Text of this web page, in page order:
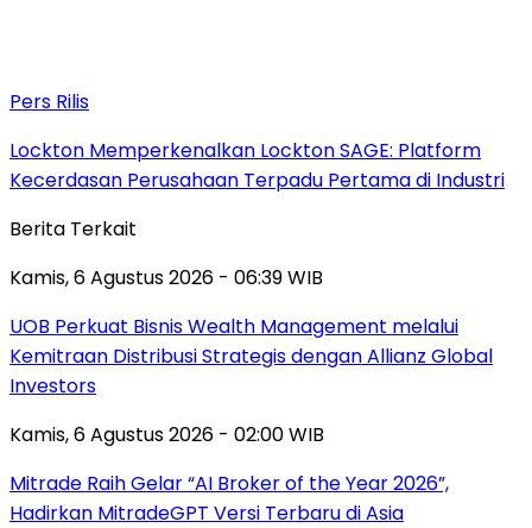
Pers Rilis
Lockton Memperkenalkan Lockton SAGE: Platform
Kecerdasan Perusahaan Terpadu Pertama di Industri
Berita Terkait
Kamis, 6 Agustus 2026 - 06:39 WIB
UOB Perkuat Bisnis Wealth Management melalui
Kemitraan Distribusi Strategis dengan Allianz Global
Investors
Kamis, 6 Agustus 2026 - 02:00 WIB
Mitrade Raih Gelar “AI Broker of the Year 2026”,
Hadirkan MitradeGPT Versi Terbaru di Asia